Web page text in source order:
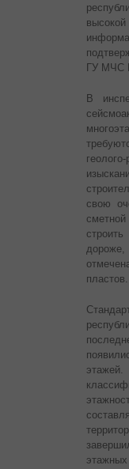
ГУ МЧС
В
свою
пластов.